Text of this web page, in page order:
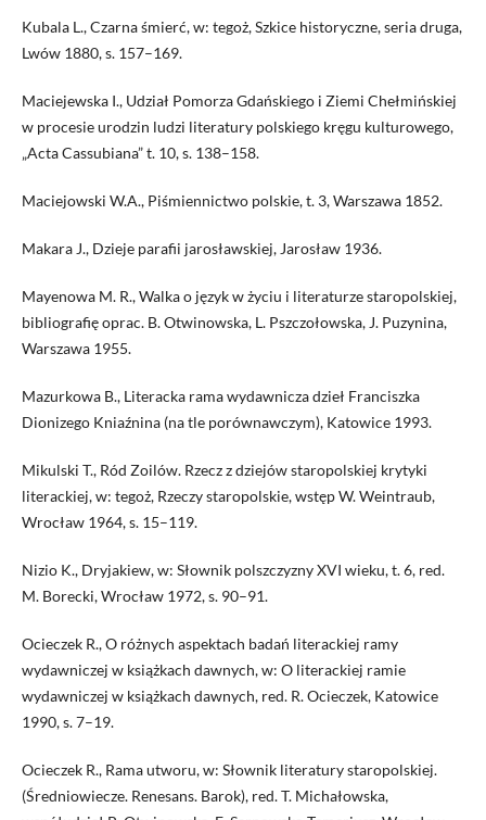
Kubala L., Czarna śmierć, w: tegoż, Szkice historyczne, seria druga,
Lwów 1880, s. 157–169.
Maciejewska I., Udział Pomorza Gdańskiego i Ziemi Chełmińskiej
w procesie urodzin ludzi literatury polskiego kręgu kulturowego,
„Acta Cassubiana” t. 10, s. 138–158.
Maciejowski W.A., Piśmiennictwo polskie, t. 3, Warszawa 1852.
Makara J., Dzieje parafii jarosławskiej, Jarosław 1936.
Mayenowa M. R., Walka o język w życiu i literaturze staropolskiej,
bibliografię oprac. B. Otwinowska, L. Pszczołowska, J. Puzynina,
Warszawa 1955.
Mazurkowa B., Literacka rama wydawnicza dzieł Franciszka
Dionizego Kniaźnina (na tle porównawczym), Katowice 1993.
Mikulski T., Ród Zoilów. Rzecz z dziejów staropolskiej krytyki
literackiej, w: tegoż, Rzeczy staropolskie, wstęp W. Weintraub,
Wrocław 1964, s. 15–119.
Nizio K., Dryjakiew, w: Słownik polszczyzny XVI wieku, t. 6, red.
M. Borecki, Wrocław 1972, s. 90–91.
Ocieczek R., O różnych aspektach badań literackiej ramy
wydawniczej w książkach dawnych, w: O literackiej ramie
wydawniczej w książkach dawnych, red. R. Ocieczek, Katowice
1990, s. 7–19.
Ocieczek R., Rama utworu, w: Słownik literatury staropolskiej.
(Średniowiecze. Renesans. Barok), red. T. Michałowska,